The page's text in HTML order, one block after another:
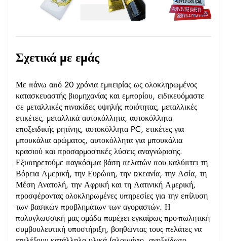
Σχετικά με εμάς
Με πάνω από 20 χρόνια εμπειρίας ως ολοκληρωμένος
κατασκευαστής βιομηχανίας και εμπορίου, ειδικευόμαστε
σε μεταλλικές πινακίδες υψηλής ποιότητας, μεταλλικές
ετικέτες, μεταλλικά αυτοκόλλητα, αυτοκόλλητα
εποξειδικής ρητίνης, αυτοκόλλητα PC, ετικέτες για
μπουκάλια αρώματος, αυτοκόλλητα για μπουκάλια
κρασιού και προσαρμοστικές λύσεις αναγνώρισης.
Εξυπηρετούμε παγκόσμια βάση πελατών που καλύπτει τη
Βόρεια Αμερική, την Ευρώπη, την Ωκεανία, την Ασία, τη
Μέση Ανατολή, την Αφρική και τη Λατινική Αμερική,
προσφέροντας ολοκληρωμένες υπηρεσίες για την επίλυση
των βασικών προβλημάτων των αγοραστών. Η
πολυγλωσσική μας ομάδα παρέχει εγκαίρως προ-πωλητική
συμβουλευτική υποστήριξη, βοηθώντας τους πελάτες να